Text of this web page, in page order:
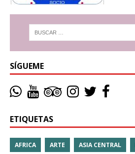
SÍGUEME
ETIQUETAS
AFRICA ARTE ASIA CENTRAL